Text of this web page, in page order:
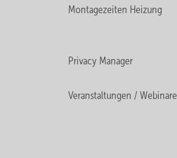
Montagezeiten Heizung
Privacy Manager
Veranstaltungen / Webinare